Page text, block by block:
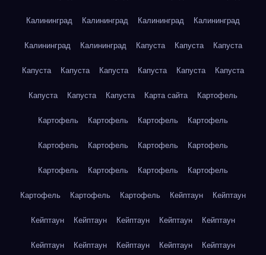
Калининград Калининград Калининград Калининград
Калининград Калининград Капуста Капуста Капуста
Капуста Капуста Капуста Капуста Капуста Капуста
Капуста Капуста Капуста Карта сайта Картофель
Картофель Картофель Картофель Картофель
Картофель Картофель Картофель Картофель
Картофель Картофель Картофель Картофель
Картофель Картофель Картофель Кейптаун Кейптаун
Кейптаун Кейптаун Кейптаун Кейптаун Кейптаун
Кейптаун Кейптаун Кейптаун Кейптаун Кейптаун